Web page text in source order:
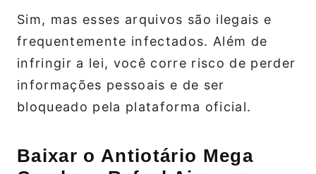
Sim, mas esses arquivos são ilegais e
frequentemente infectados. Além de
infringir a lei, você corre risco de perder
informações pessoais e de ser
bloqueado pela plataforma oficial.
Baixar o Antiotário Mega